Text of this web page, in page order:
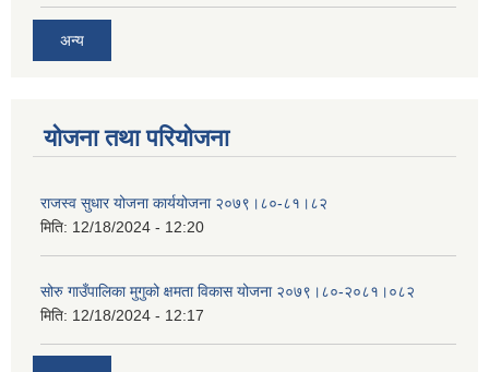
अन्य
योजना तथा परियोजना
राजस्व सुधार योजना कार्ययोजना २०७९।८०-८१।८२
मिति: 12/18/2024 - 12:20
सोरु गाउँपालिका मुगुको क्षमता विकास योजना २०७९।८०-२०८१।०८२
मिति: 12/18/2024 - 12:17